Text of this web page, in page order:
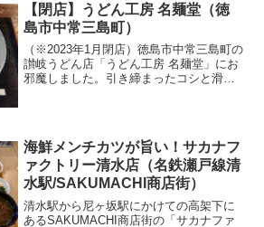
【閉店】うどん工房 名麺堂（徳
島市中常三島町）
（※2023年1月閉店）徳島市中常三島町の
讃岐うどん店「うどん工房 名麺堂」にお
邪魔しました。引き締まったコシと滑ら
海鮮メンチカツが旨い！サカナフ
ァクトリー清水店（名鉄瀬戸線清
水駅/SAKUMACHI商店街）
清水駅から尼ヶ坂駅にかけての高架下に
あるSAKUMACHI商店街の「サカナファ